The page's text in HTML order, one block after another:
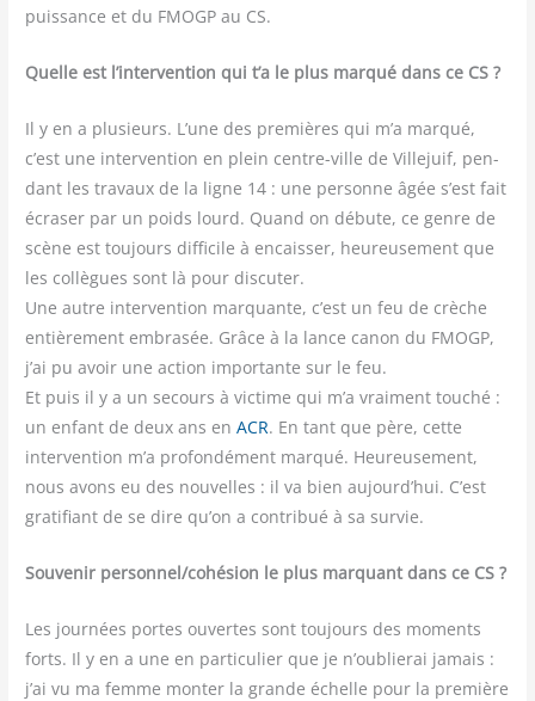
puis­sance et du FMOGP au CS.
Quelle est l’intervention qui t’a le plus mar­qué dans ce CS ?
Il y en a plu­sieurs. L’une des pre­mières qui m’a mar­qué,
c’est une inter­ven­tion en plein centre-ville de Vil­le­juif, pen­
dant les tra­vaux de la ligne 14 : une per­sonne âgée s’est fait
écra­ser par un poids lourd. Quand on débute, ce genre de
scène est tou­jours dif­fi­cile à encais­ser, heu­reu­se­ment que
les col­lègues sont là pour dis­cu­ter.
Une autre inter­ven­tion mar­quante, c’est un feu de crèche
entiè­re­ment embra­sée. Grâce à la lance canon du FMOGP,
j’ai pu avoir une action impor­tante sur le feu.
Et puis il y a un secours à vic­time qui m’a vrai­ment tou­ché :
un enfant de deux ans enACR. En tant que père, cette
inter­ven­tion m’a pro­fon­dé­ment mar­qué. Heu­reu­se­ment,
nous avons eu des nou­velles : il va bien aujourd’hui. C’est
gra­ti­fiant de se dire qu’on a contri­bué à sa survie.
Sou­ve­nir personnel/​cohésion le plus mar­quant dans ce CS ?
Les jour­nées portes ouvertes sont tou­jours des moments
forts. Il y en a une en par­ti­cu­lier que je n’oublierai jamais :
j’ai vu ma femme mon­ter la grande échelle pour la pre­mière